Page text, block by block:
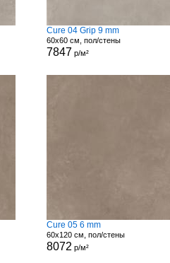
Cure 04 Grip 9 mm
60x60 см, пол/стены
7847 р/м²
Cure 05 6 mm
60x120 см, пол/стены
8072 р/м²